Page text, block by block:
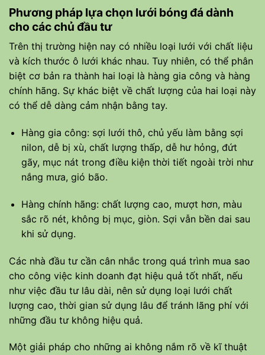
Phương pháp lựa chọn lưới bóng đá dành
cho các chủ đầu tư
Trên thị trường hiện nay có nhiều loại lưới với chất liệu
và kích thước ô lưới khác nhau. Tuy nhiên, có thể phân
biệt cơ bản ra thành hai loại là hàng gia công và hàng
chính hãng. Sự khác biệt về chất lượng của hai loại này
có thể dễ dàng cảm nhận bằng tay.
Hàng gia công: sợi lưới thô, chủ yếu làm bằng sợi
nilon, dễ bị xù, chất lượng thấp, dễ hư hỏng, đứt
gãy, mục nát trong điều kiện thời tiết ngoài trời như
nắng mưa, gió bão.
Hàng chính hãng: chất lượng cao, mượt hơn, màu
sắc rõ nét, không bị mục, giòn. Sợi vẫn bền dai sau
khi sử dụng.
Các nhà đầu tư cần cân nhắc trong quá trình mua sao
cho công việc kinh doanh đạt hiệu quả tốt nhất, nếu
như việc đầu tư lâu dài, nên sử dụng loại lưới chất
lượng cao, thời gian sử dụng lâu để tránh lãng phí với
những đầu tư không hiệu quả.
Một giải pháp cho những ai không nắm rõ về kĩ thuật